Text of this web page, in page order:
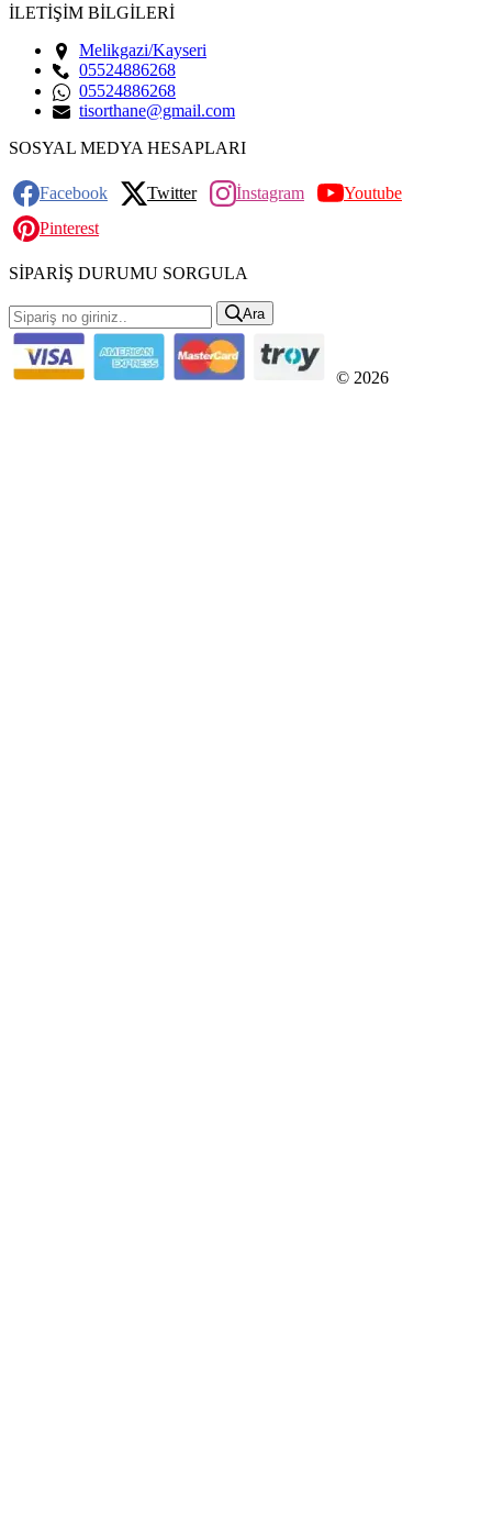
İLETİŞİM BİLGİLERİ
Melikgazi/Kayseri
05524886268
05524886268
tisorthane@gmail.com
SOSYAL MEDYA HESAPLARI
Facebook Twitter İnstagram
Youtube
Pinterest
SİPARİŞ DURUMU SORGULA
Ara
© 2026